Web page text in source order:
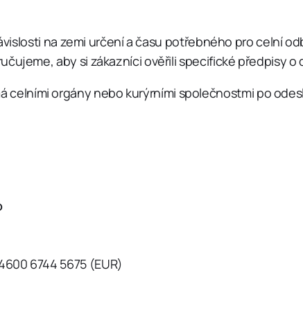
na zemi určení a času potřebného pro celní
aby si zákazníci ověřili specifické předpisy
orgány nebo kurýrními společnostmi po
6744 5675 (EUR)